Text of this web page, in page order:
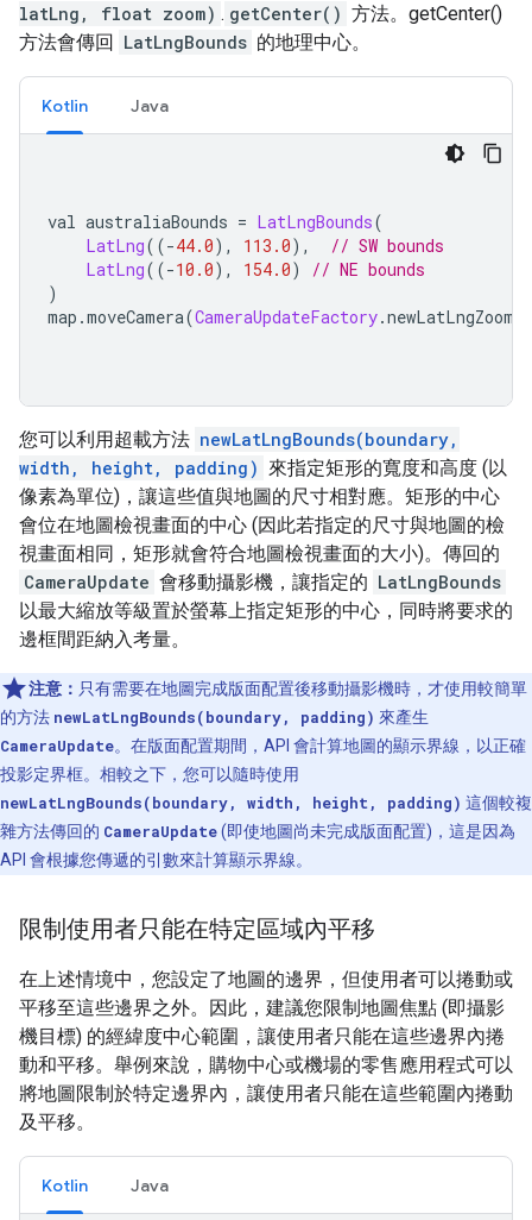
latLng, float zoom) . getCenter() 方法。getCenter()
方法會傳回 LatLngBounds 的地理中心。
Kotlin Java
val australiaBounds = LatLngBounds(
LatLng((-44.0), 113.0),
// SW bounds
LatLng((-10.0), 154.0)
// NE bounds
)
map .moveCamera(CameraUpdateFactory.newLatLngZoom
您可以利用超載方法 newLatLngBounds(boundary,
width, height, padding) 來指定矩形的寬度和高度 (以
像素為單位)，讓這些值與地圖的尺寸相對應。矩形的中心
會位在地圖檢視畫面的中心 (因此若指定的尺寸與地圖的檢
視畫面相同，矩形就會符合地圖檢視畫面的大小)。傳回的
CameraUpdate 會移動攝影機，讓指定的 LatLngBounds
以最大縮放等級置於螢幕上指定矩形的中心，同時將要求的
邊框間距納入考量。
注意： 只有需要在地圖完成版面配置後移動攝影機時，才使用較簡單
的方法 newLatLngBounds(boundary, padding) 來產生
CameraUpdate。在版面配置期間，API 會計算地圖的顯示界線，以正確
投影定界框。相較之下，您可以隨時使用
newLatLngBounds(boundary, width, height, padding) 這個較複
雜方法傳回的 CameraUpdate(即使地圖尚未完成版面配置)，這是因為
API 會根據您傳遞的引數來計算顯示界線。
限制使用者只能在特定區域內平移
在上述情境中，您設定了地圖的邊界，但使用者可以捲動或
平移至這些邊界之外。因此，建議您限制地圖焦點 (即攝影
機目標) 的經緯度中心範圍，讓使用者只能在這些邊界內捲
動和平移。舉例來說，購物中心或機場的零售應用程式可以
將地圖限制於特定邊界內，讓使用者只能在這些範圍內捲動
及平移。
Kotlin Java